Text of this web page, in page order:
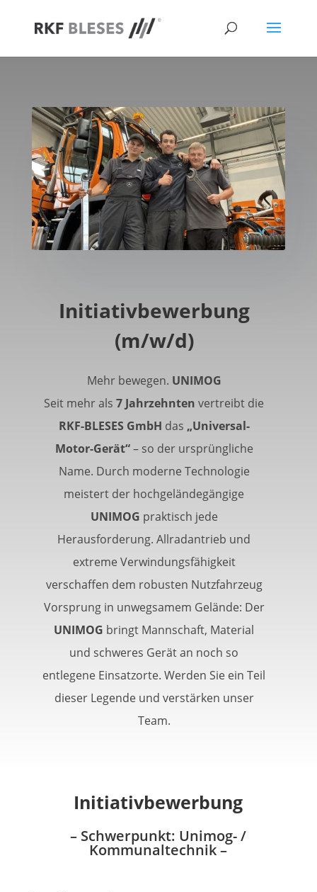
Initiativbewerbung
(m/w/d)
Mehr bewegen. UNIMOG
Seit mehr als7 Jahrzehnten vertreibt die
RKF-BLESES GmbH das „Universal-
Motor-Gerät“– so der ursprüngliche
Name. Durch moderne Technologie
meistert der hochgeländegängige
UNIMOG praktisch jede
Herausforderung. Allradantrieb und
extreme Verwindungsfähigkeit
verschaffen dem robusten Nutzfahrzeug
Vorsprung in unwegsamem Gelände: Der
UNIMOG bringt Mannschaft, Material
und schweres Gerät an noch so
entlegene Einsatzorte. Werden Sie ein Teil
dieser Legende und verstärken unser
Team.
Initiativbewerbung
– Schwerpunkt: Unimog- /
Kommunaltechnik –